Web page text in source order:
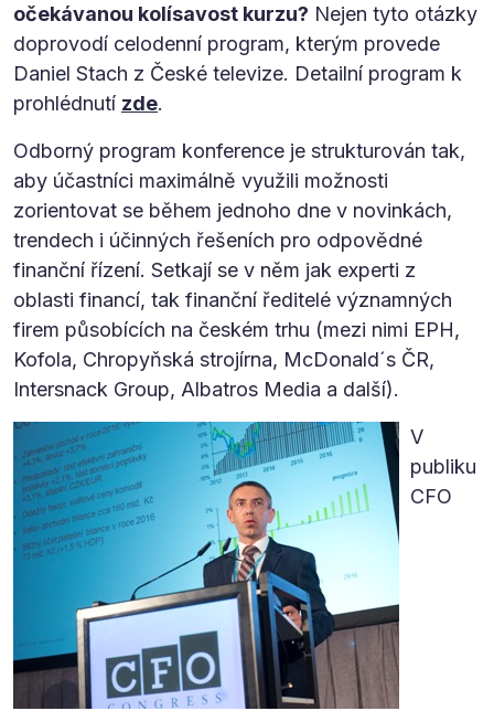
očekávanou kolísavost kurzu? Nejen tyto otázky
doprovodí celodenní program, kterým provede
Daniel Stach z České televize. Detailní program k
prohlédnutí zde.
Odborný program konference je strukturován tak,
aby účastníci maximálně využili možnosti
zorientovat se během jednoho dne v novinkách,
trendech i účinných řešeních pro odpovědné
finanční řízení. Setkají se v něm jak experti z
oblasti financí, tak finanční ředitelé významných
firem působících na českém trhu (mezi nimi EPH,
Kofola, Chropyňská strojírna, McDonald´s ČR,
Intersnack Group, Albatros Media a další).
V
publiku
CFO